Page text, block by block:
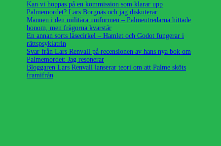
Kan vi hoppas på en kommission som klarar upp
Palmemordet? Lars Borgnäs och jag diskuterar
Mannen i den militära uniformen – Palmeutredarna hittade
honom, men frågorna kvarstår
En annan sorts läsecirkel – Hamlet och Godot fungerar i
rättspsykiatrin
Svar från Lars Renvall på recensionen av hans nya bok om
Palmemordet: Jag resonerar
Bloggaren Lars Renvall lanserar teori om att Palme sköts
framifrån